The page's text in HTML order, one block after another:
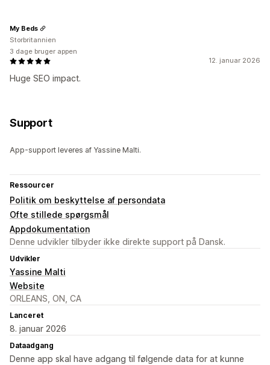
12. januar 2026
Huge SEO impact.
My Beds
Storbritannien
3 dage bruger appen
Support
App-support leveres af Yassine Malti.
Ressourcer
Politik om beskyttelse af persondata
Ofte stillede spørgsmål
Appdokumentation
Denne udvikler tilbyder ikke direkte support på Dansk.
Udvikler
Yassine Malti
Website
ORLEANS, ON, CA
Lanceret
8. januar 2026
Dataadgang
Denne app skal have adgang til følgende data for at kunne